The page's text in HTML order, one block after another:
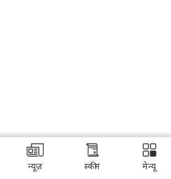
न्यूज़ स्कीम मेन्यू